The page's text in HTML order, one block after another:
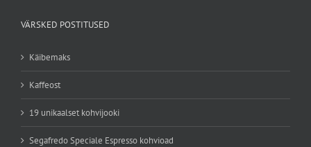
VÄRSKED POSTITUSED
Käibemaks
Kaffeost
19 unikaalset kohvijooki
Segafredo Speciale Espresso kohvioad